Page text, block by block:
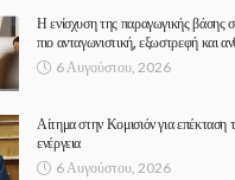
Η ενίσχυση της παραγωγικής βάσης
πιο ανταγωνιστική, εξωστρεφή και
6 Αυγούστου, 2026
Αίτημα στην Κομισιόν για επέκταση
ενέργεια
6 Αυγούστου, 2026